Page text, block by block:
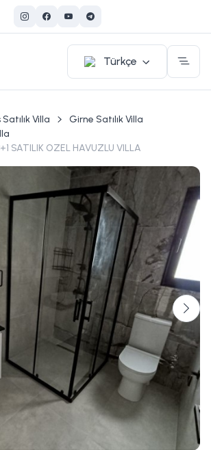
Türkçe
Satılık Villa
Girne Satılık Villa
SATILIK OZEL HAVUZLU VILLA